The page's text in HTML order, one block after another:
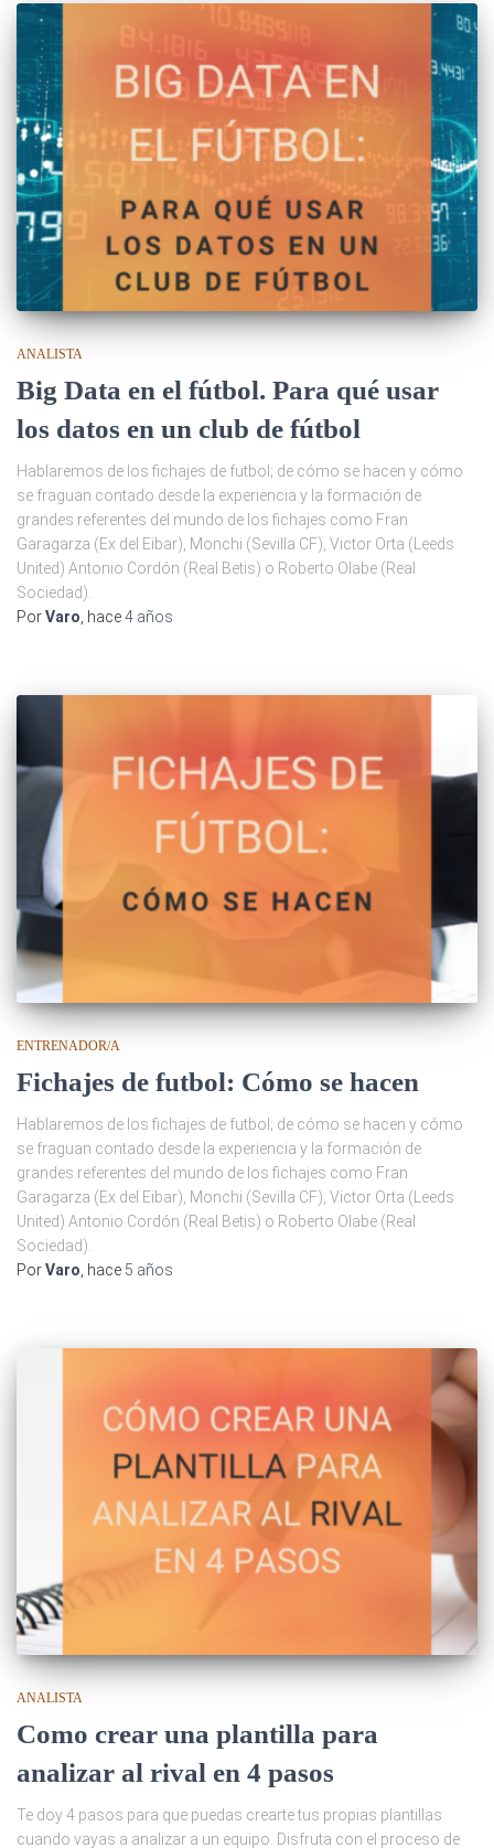
ANALISTA
Big Data en el fútbol. Para qué usar
los datos en un club de fútbol
Hablaremos de los fichajes de futbol; de cómo se hacen y cómo
se fraguan contado desde la experiencia y la formación de
grandes referentes del mundo de los fichajes como Fran
Garagarza (Ex del Eibar), Monchi (Sevilla CF), Victor Orta (Leeds
United) Antonio Cordón (Real Betis) o Roberto Olabe (Real
Sociedad).
PorVaro , hace4 años
ENTRENADOR/A
Fichajes de futbol: Cómo se hacen
Hablaremos de los fichajes de futbol; de cómo se hacen y cómo
se fraguan contado desde la experiencia y la formación de
grandes referentes del mundo de los fichajes como Fran
Garagarza (Ex del Eibar), Monchi (Sevilla CF), Victor Orta (Leeds
United) Antonio Cordón (Real Betis) o Roberto Olabe (Real
Sociedad).
PorVaro , hace 5 años
ANALISTA
Como crear una plantilla para
analizar al rival en 4 pasos
Te doy 4 pasos para que puedas crearte tus propias plantillas
cuando vayas a analizar a un equipo. Disfruta con el proceso de